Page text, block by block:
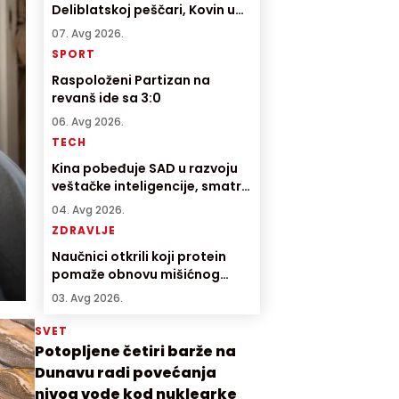
Deliblatskoj peščari, Kovin u
pepelu
07. Avg 2026.
SPORT
Raspoloženi Partizan na
revanš ide sa 3:0
06. Avg 2026.
TECH
Kina pobeđuje SAD u razvoju
veštačke inteligencije, smatra
direktor američke AI
kompanije
04. Avg 2026.
ZDRAVLJE
Naučnici otkrili koji protein
pomaže obnovu mišićnog
tkiva
03. Avg 2026.
SVET
Potopljene četiri barže na
Dunavu radi povećanja
nivoa vode kod nuklearke